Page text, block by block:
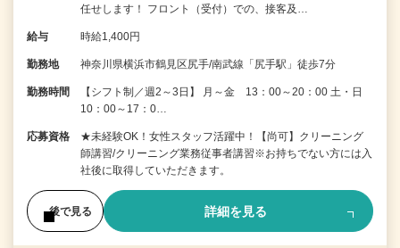
任せします！ フロント（受付）での、接客及…
給与 時給1,400円
勤務地 神奈川県横浜市鶴見区尻手/南武線「尻手駅」徒歩7分
勤務時間
【シフト制／週2～3日】 月～金 13：00～20：00 土・日
10：00～17：0…
応募資格
★未経験OK！女性スタッフ活躍中！【尚可】クリーニング
師講習/クリーニング業務従事者講習※お持ちでない方には入
社後に取得していただきます。
後で見る 詳細を見る